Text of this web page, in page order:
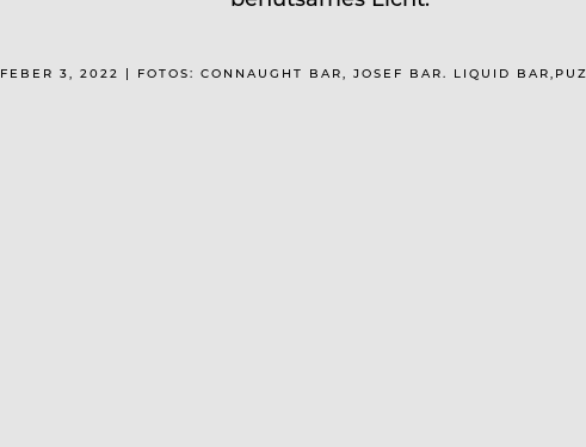
FEBER 3, 2022 | FOTOS: CONNAUGHT BAR, JOSEF BAR. LIQUID